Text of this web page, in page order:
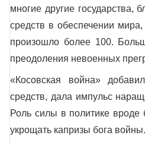
многие другие государства,
средств в обеспечении
произошло более 100.
преодоления невоенных
«Косовская война»
средств, дала импульс
Роль силы в политике вроде
укрощать капризы бога войны.